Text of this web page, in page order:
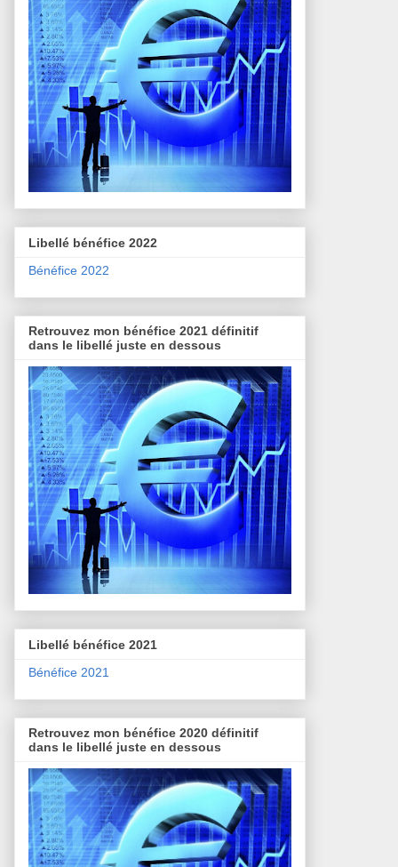
Libellé bénéfice 2022
Bénéfice 2022
Retrouvez mon bénéfice 2021 définitif
dans le libellé juste en dessous
Libellé bénéfice 2021
Bénéfice 2021
Retrouvez mon bénéfice 2020 définitif
dans le libellé juste en dessous